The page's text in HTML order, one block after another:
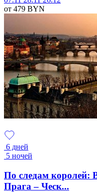
от 479 BYN
6 дней
5 ночей
По следам королей:
Прага – Ческ...